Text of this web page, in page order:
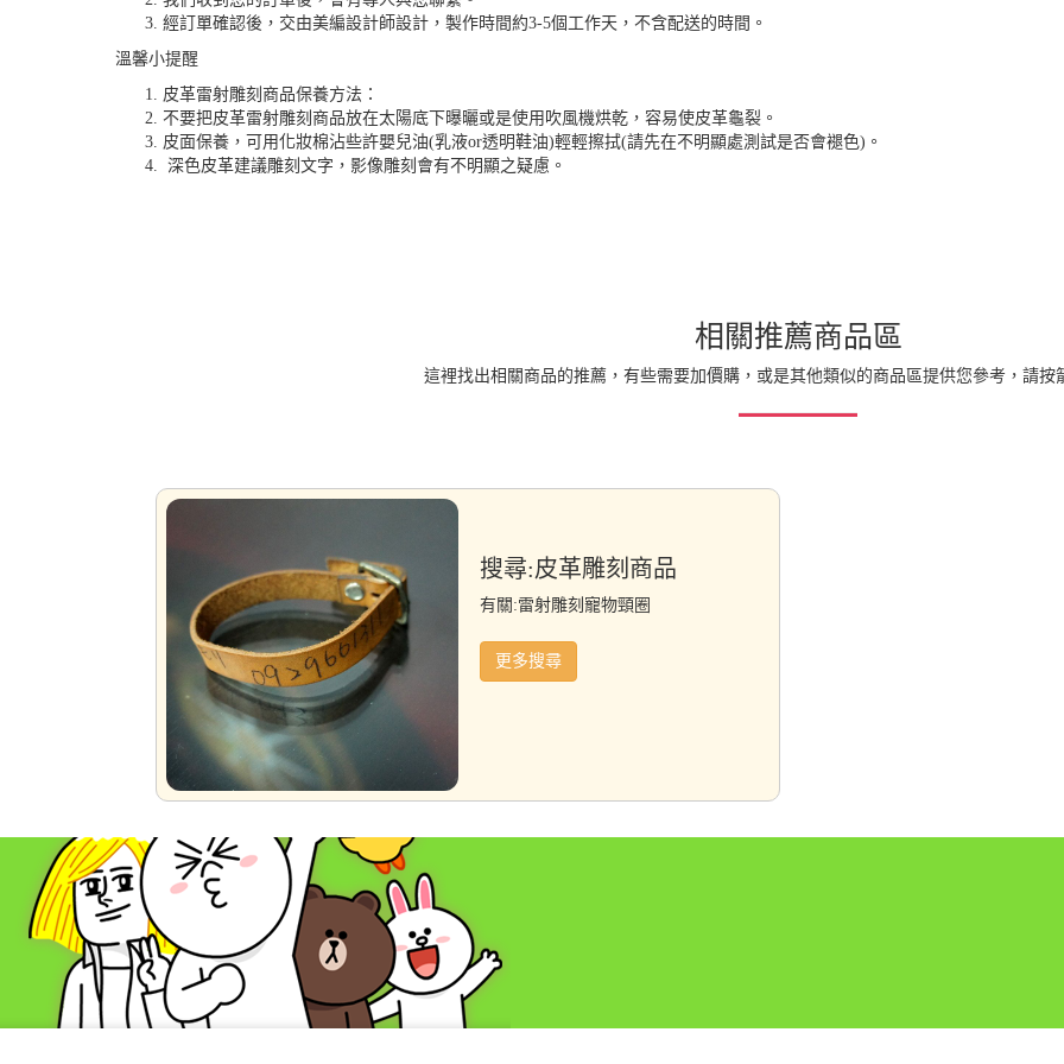
經訂單確認後，交由美編設計師設計，製作時間約3-5個工作天，不含配送的時間。
溫馨小提醒
皮革雷射雕刻商品保養方法：
不要把皮革雷射雕刻商品放在太陽底下曝曬或是使用吹風機烘乾，容易使皮革龜裂。
皮面保養，可用化妝棉沾些許嬰兒油(乳液or透明鞋油)輕輕擦拭(請先在不明顯處測試是否會褪色)。
深色皮革建議雕刻文字，影像雕刻會有不明顯之疑慮。
相關推薦商品區
這裡找出相關商品的推薦，有些需要加價購，或是其他類似的商品區提供您參考，請按
搜尋:皮革雕刻商品
有關:雷射雕刻寵物頸圈
更多搜尋